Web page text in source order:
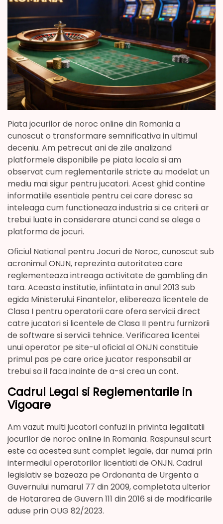
Piata jocurilor de noroc online din Romania a
cunoscut o transformare semnificativa in ultimul
deceniu. Am petrecut ani de zile analizand
platformele disponibile pe piata locala si am
observat cum reglementarile stricte au modelat un
mediu mai sigur pentru jucatori. Acest ghid contine
informatiile esentiale pentru cei care doresc sa
inteleaga cum functioneaza industria si ce criterii ar
trebui luate in considerare atunci cand se alege o
platforma de jocuri.
Oficiul National pentru Jocuri de Noroc, cunoscut sub
acronimul ONJN, reprezinta autoritatea care
reglementeaza intreaga activitate de gambling din
tara. Aceasta institutie, infiintata in anul 2013 sub
egida Ministerului Finantelor, elibereaza licentele de
Clasa I pentru operatorii care ofera servicii direct
catre jucatori si licentele de Clasa II pentru furnizorii
de software si servicii tehnice. Verificarea licentei
unui operator pe site-ul oficial al ONJN constituie
primul pas pe care orice jucator responsabil ar
trebui sa il faca inainte de a-si crea un cont.
Cadrul Legal si Reglementarile in
Vigoare
Am vazut multi jucatori confuzi in privinta legalitatii
jocurilor de noroc online in Romania. Raspunsul scurt
este ca acestea sunt complet legale, dar numai prin
intermediul operatorilor licentiati de ONJN. Cadrul
legislativ se bazeaza pe Ordonanta de Urgenta a
Guvernului numarul 77 din 2009, completata ulterior
de Hotararea de Guvern 111 din 2016 si de modificarile
aduse prin OUG 82/2023.